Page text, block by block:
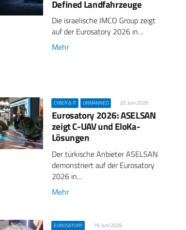
Defined Landfahrzeuge
Die israelische IMCO Group zeigt
auf der Eurosatory 2026 in…
Mehr
CYBER & IT UNMANNED 20. Juni 2026
Eurosatory 2026: ASELSAN
zeigt C-UAV und EloKa-
Lösungen
Der türkische Anbieter ASELSAN
demonstriert auf der Eurosatory
2026 in…
Mehr
EUROSATORY 19. Juni 2026